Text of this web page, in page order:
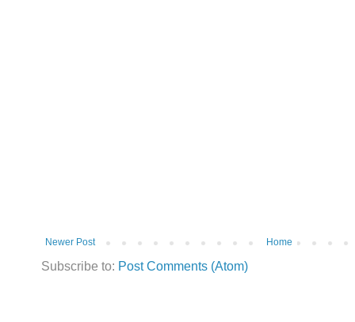
Newer Post Home
Subscribe to: Post Comments (Atom)